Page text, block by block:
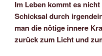
Im Leben kommt es
Schicksal durch
man die nötige innere
zurück zum Licht und